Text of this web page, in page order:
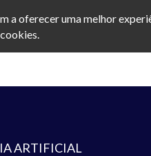
a oferecer uma melhor
ARTIFICIAL